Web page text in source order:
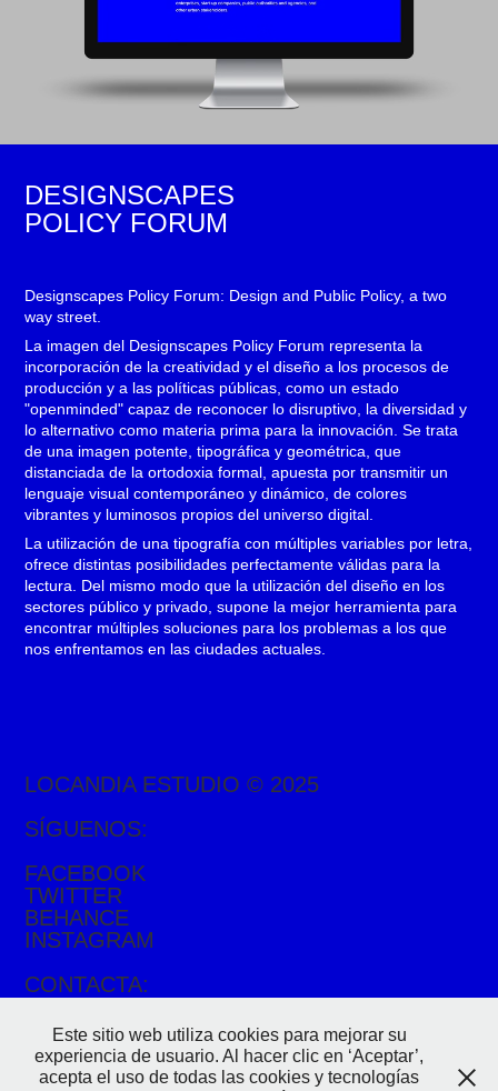
DESIGNSCAPES
POLICY FORUM
Designscapes Policy Forum: Design and Public Policy, a two
way street.
La imagen del Designscapes Policy Forum representa la
incorporación de la creatividad y el diseño a los procesos de
producción y a las políticas públicas, como un estado
"openminded" capaz de reconocer lo disruptivo, la diversidad y
lo alternativo como materia prima para la innovación. Se trata
de una imagen potente, tipográfica y geométrica, que
distanciada de la ortodoxia formal, apuesta por transmitir un
lenguaje visual contemporáneo y dinámico, de colores
vibrantes y luminosos propios del universo digital.
La utilización de una tipografía con múltiples variables por letra,
ofrece distintas posibilidades perfectamente válidas para la
lectura. Del mismo modo que la utilización del diseño en los
sectores público y privado, supone la mejor herramienta para
encontrar múltiples soluciones para los problemas a los que
nos enfrentamos en las ciudades actuales.
LOCANDIA ESTUDIO © 2025
SÍGUENOS:
FACEBOOK
TWITTER
BEHANCE
INSTAGRAM
CONTACTA:
info@locandia.com
653 78 57 75 / 606 17 61 28
Quart de Poblet - Valencia
Este sitio web utiliza cookies para mejorar su
experiencia de usuario. Al hacer clic en ‘Aceptar’,
acepta el uso de todas las cookies y tecnologías